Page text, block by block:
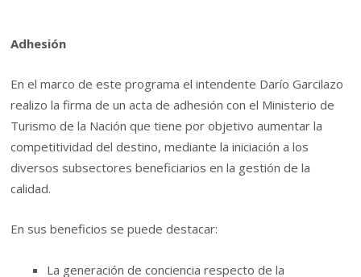
Adhesión
En el marco de este programa el intendente Darío Garcilazo
realizo la firma de un acta de adhesión con el Ministerio de
Turismo de la Nación que tiene por objetivo aumentar la
competitividad del destino, mediante la iniciación a los
diversos subsectores beneficiarios en la gestión de la
calidad.
En sus beneficios se puede destacar:
La generación de conciencia respecto de la